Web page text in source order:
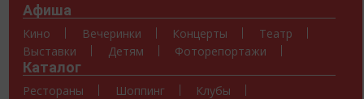
Афиша
Кино Вечеринки Концерты
Театр
Выставки
Детям Фоторепортажи
Каталог
Рестораны Шоппинг
Клубы